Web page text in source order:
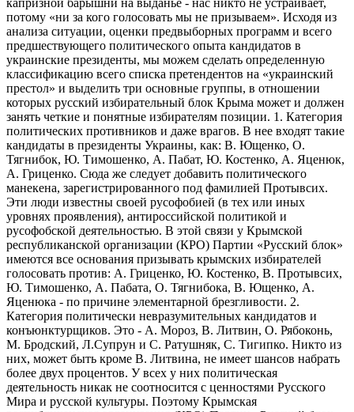
капризной барышни на выданье - нас никто не устраивает,
потому «ни за кого голосовать мы не призываем». Исходя из
анализа ситуации, оценки предвыборных программ и всего
предшествующего политического опыта кандидатов в
украинские президенты, мы можем сделать определенную
классификацию всего списка претендентов на «украинский
престол» и выделить три основные группы, в отношении
которых русский избирательный блок Крыма может и должен
занять четкие и понятные избирателям позиции. 1. Категория
политических противников и даже врагов. В нее входят такие
кандидаты в президенты Украины, как: В. Ющенко, О.
Тягнибок, Ю. Тимошенко, А. Пабат, Ю. Костенко, А. Яценюк,
А. Гриценко. Сюда же следует добавить политического
манекена, зарегистрированного под фамилией Протывсих.
Эти люди известны своей русофобией (в тех или иных
уровнях проявления), антироссийской политикой и
русофобской деятельностью. В этой связи у Крымской
республиканской организации (КРО) Партии «Русский блок»
имеются все основания призывать крымских избирателей
голосовать против: А. Гриценко, Ю. Костенко, В. Протывсих,
Ю. Тимошенко, А. Пабата, О. Тягнибока, В. Ющенко, А.
Яценюка - по причине элементарной брезгливости. 2.
Категория политически невразумительных кандидатов и
конъюнктурщиков. Это - А. Мороз, В. Литвин, О. Рябоконь,
М. Бродский, Л.Супрун и С. Ратушняк, С. Тигипко. Никто из
них, может быть кроме В. Литвина, не имеет шансов набрать
более двух процентов. У всех у них политическая
деятельность никак не соотносится с ценностями Русского
Мира и русской культуры. Поэтому Крымская